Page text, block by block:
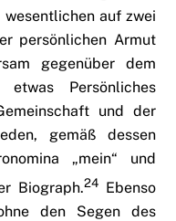
auf zwei
persönlichen Armut
gegenüber dem
Persönliches
und der
gemäß dessen
„mein“ und
Biograph.24 Ebenso
den Segen des